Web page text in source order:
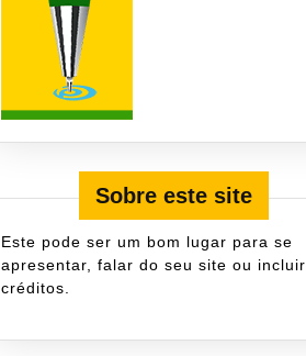
Sobre este site
Este pode ser um bom lugar para se
apresentar, falar do seu site ou incluir
créditos.